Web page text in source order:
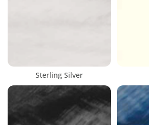
Sterling Silver